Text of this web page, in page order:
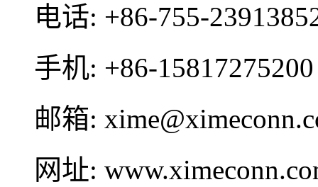
电话: +86-755-
手机: +86-15817275200
邮箱:
网址: